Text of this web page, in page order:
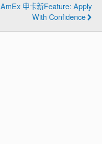
AmEx 申卡新feature: Apply
With Confidence